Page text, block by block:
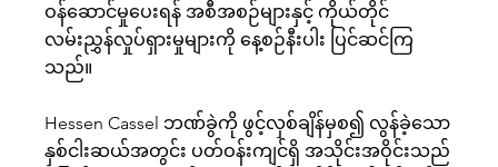
ဝန်ဆောင်မှုပေးရန် အစီအစဉ်များနှင့် ကိုယ်တိုင်
လမ်းညွှန်လှုပ်ရှားမှုများကို နေ့စဉ်နီးပါး ပြင်ဆင်ကြ
သည်။
Hessen Cassel ဘဏ်ခွဲကို ဖွင့်လှစ်ချိန်မှစ၍ လွန်ခဲ့သော
နှစ်ငါးဆယ်အတွင်း ပတ်ဝန်းကျင်ရှိ အသိုင်းအဝိုင်းသည်